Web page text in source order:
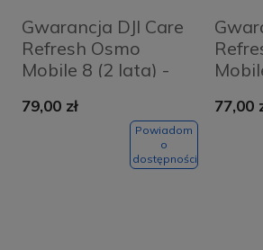
Gwarancja DJI Care
Refresh Osmo
Mobile 8 (2 lata) -
79,00 zł
Powiadom
o
dostępności
77,00